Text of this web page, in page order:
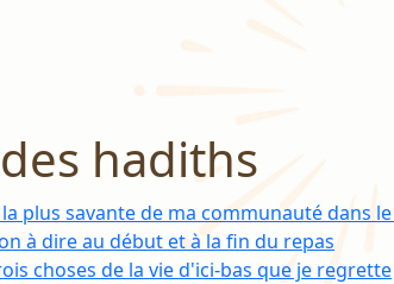
hadiths
plus savante de ma communauté dans
à dire au début et à la fin du repas
choses de la vie d'ici-bas que je regrette